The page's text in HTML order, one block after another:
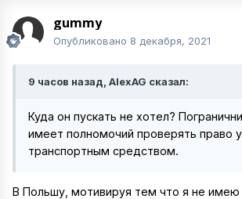
gummy
Опубликовано 8 декабря, 2021
9 часов назад, AlexAG сказал:
Куда он пускать не хотел?
имеет полномочий проверять право
транспортным средством.
В Польшу, мотивируя тем что я не имею